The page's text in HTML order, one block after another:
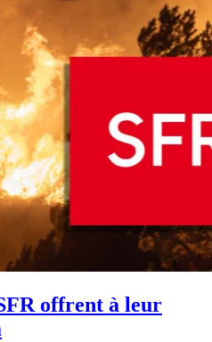
offrent à leur